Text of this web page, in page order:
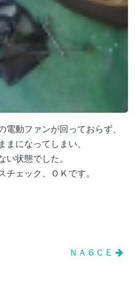
動ファンが回っておらず、
まになってしまい、
い状態でした。
チェック、ＯＫです。
ＮＡ６ＣＥ